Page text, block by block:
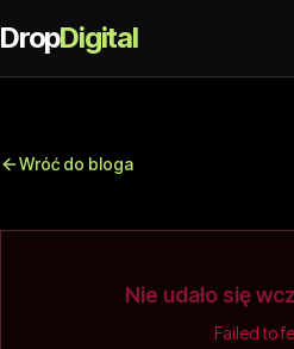
DropDigital
Wróć do bloga
Nie udało się
Failed to